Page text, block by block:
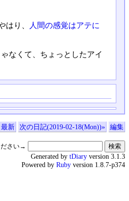
はり、
人間の感覚はアテに
なくて、ちょっとしたアイ
最新 次の日記(2019-02-18(Mon))» 編集
ださい→
Generated by tDiary version 3.1.3
Powered by Ruby version 1.8.7-p374